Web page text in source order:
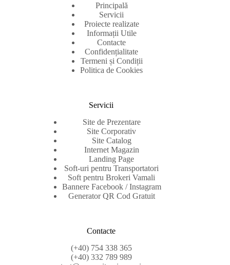
Principală
Servicii
Proiecte realizate
Informații Utile
Contacte
Confidențialitate
Termeni și Condiții
Politica de Cookies
Servicii
Site de Prezentare
Site Corporativ
Site Catalog
Internet Magazin
Landing Page
Soft-uri pentru Transportatori
Soft pentru Brokeri Vamali
Bannere Facebook / Instagram
Generator QR Cod Gratuit
Contacte
(+40) 754 338 365
(+40) 332 789 989